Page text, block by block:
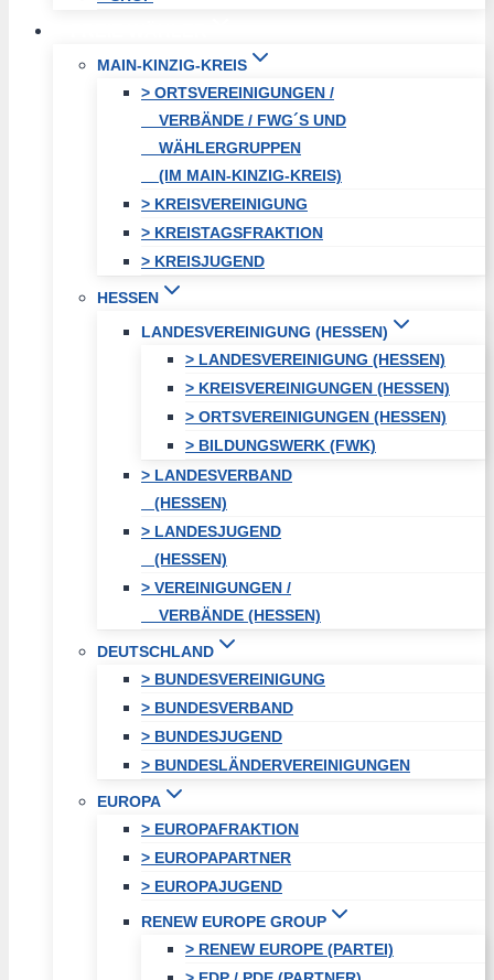
MAIN-KINZIG-KREIS
> ORTSVEREINIGUNGEN /
VERBÄNDE / FWG´S UND
WÄHLERGRUPPEN
(IM MAIN-KINZIG-KREIS)
> KREISVEREINIGUNG
> KREISTAGSFRAKTION
> KREISJUGEND
HESSEN
LANDESVEREINIGUNG (HESSEN)
> LANDESVEREINIGUNG (HESSEN)
> KREISVEREINIGUNGEN (HESSEN)
> ORTSVEREINIGUNGEN (HESSEN)
> BILDUNGSWERK (FWK)
> LANDESVERBAND
(HESSEN)
> LANDESJUGEND
(HESSEN)
> VEREINIGUNGEN /
VERBÄNDE (HESSEN)
DEUTSCHLAND
> BUNDESVEREINIGUNG
> BUNDESVERBAND
> BUNDESJUGEND
> BUNDESLÄNDERVEREINIGUNGEN
EUROPA
> EUROPAFRAKTION
> EUROPAPARTNER
> EUROPAJUGEND
RENEW EUROPE GROUP
> RENEW EUROPE (PARTEI)